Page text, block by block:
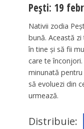
Pești: 19
Nativii zodia
bună. Această
în tine și să fii
care te
minunată
să evoluezi din
urmează.
Distribuie: